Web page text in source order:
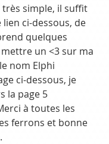
simple, il suffit
ci-dessous, de
quelques
un <3 sur ma
nom Elphi
ci-dessous, je
la page 5
à toutes les
ferrons et bonne